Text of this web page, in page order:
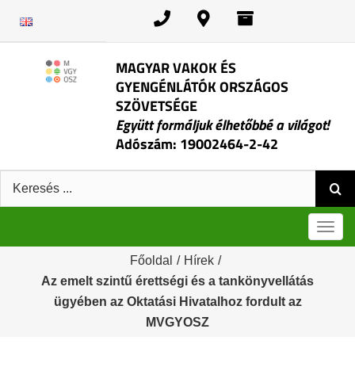
MAGYAR VAKOK ÉS
GYENGÉNLÁTÓK ORSZÁGOS
SZÖVETSÉGE
Együtt formáljuk élhetőbbé a világot!
Adószám: 19002464-2-42
Keresés:
Főoldal / Hírek /
Az emelt szintű érettségi és a tankönyvellátás
ügyében az Oktatási Hivatalhoz fordult az
MVGYOSZ